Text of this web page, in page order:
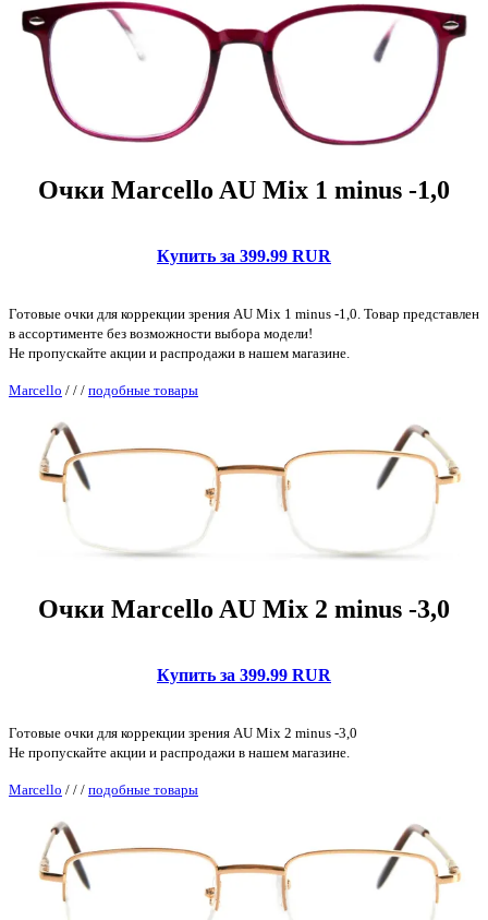
Очки Marcello AU Mix 1 minus -1,0
Купить за 399.99 RUR
Готовые очки для коррекции зрения AU Mix 1 minus -1,0. Товар представлен
в ассортименте без возможности выбора модели!
Не пропускайте акции и распродажи в нашем магазине.
Marcello / / / подобные товары
Очки Marcello AU Mix 2 minus -3,0
Купить за 399.99 RUR
Готовые очки для коррекции зрения AU Mix 2 minus -3,0
Не пропускайте акции и распродажи в нашем магазине.
Marcello / / / подобные товары